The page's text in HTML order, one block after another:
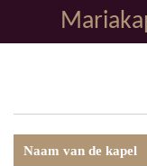
direct
Naam van de kapel